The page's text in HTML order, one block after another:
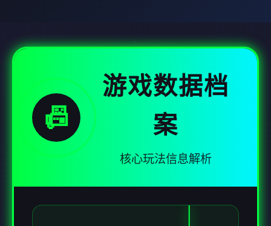
📠
游戏数据档
案
核心玩法信息解析